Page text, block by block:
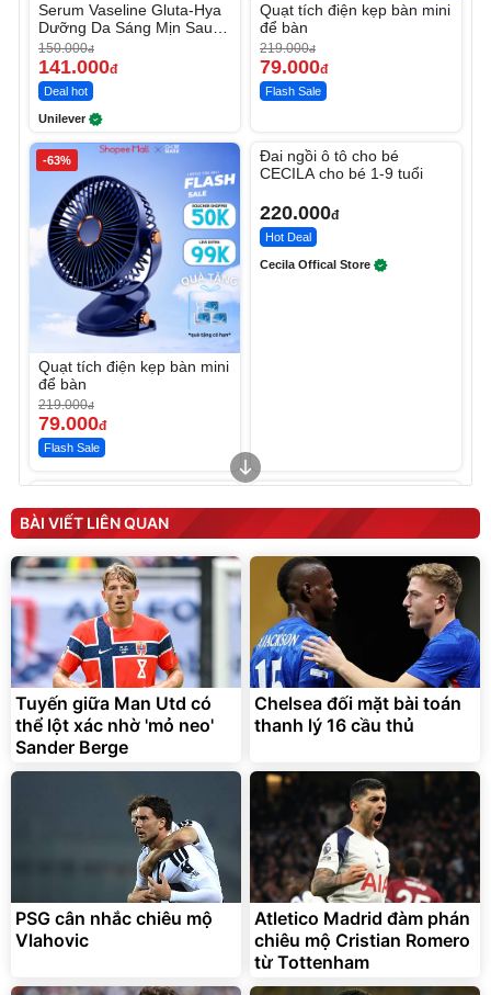
Serum Vaseline Gluta-Hya
Dưỡng Da Sáng Mịn Sau 7
Ngày
150.000đ
141.000đ
Deal hot
Unilever
Quạt tích điện kẹp bàn mini
để bàn
219.000đ
79.000đ
Flash Sale
-63%
Quạt tích điện kẹp bàn mini
để bàn
219.000đ
79.000đ
Flash Sale
Đai ngồi ô tô cho bé
CECILA cho bé 1-9 tuổi
220.000đ
Hot Deal
Cecila Offical Store
tức thì Vaseline Body
190.000đ
138.330đ
Discount
D2-001 - Thông Minh
3.000.000
2.200.000đ
Flash Sale
Unmute
Vali Bamozo Khung Nhôm
9066 Size 20/24/28 Cao
Cấp
1.000.000đ
825.000
Flash Sale
Lót ghế ôtô, nâng lưng
chống nóng giúp thoải mái
trong di chuyển
295.000đ
Đã bán nhiều
BÀI VIẾT LIÊN QUAN
Tuyến giữa Man Utd có
thể lột xác nhờ 'mỏ neo'
Sander Berge
Chelsea đối mặt bài toán
thanh lý 16 cầu thủ
PSG cân nhắc chiêu mộ
Vlahovic
Atletico Madrid đàm phán
chiêu mộ Cristian Romero
từ Tottenham